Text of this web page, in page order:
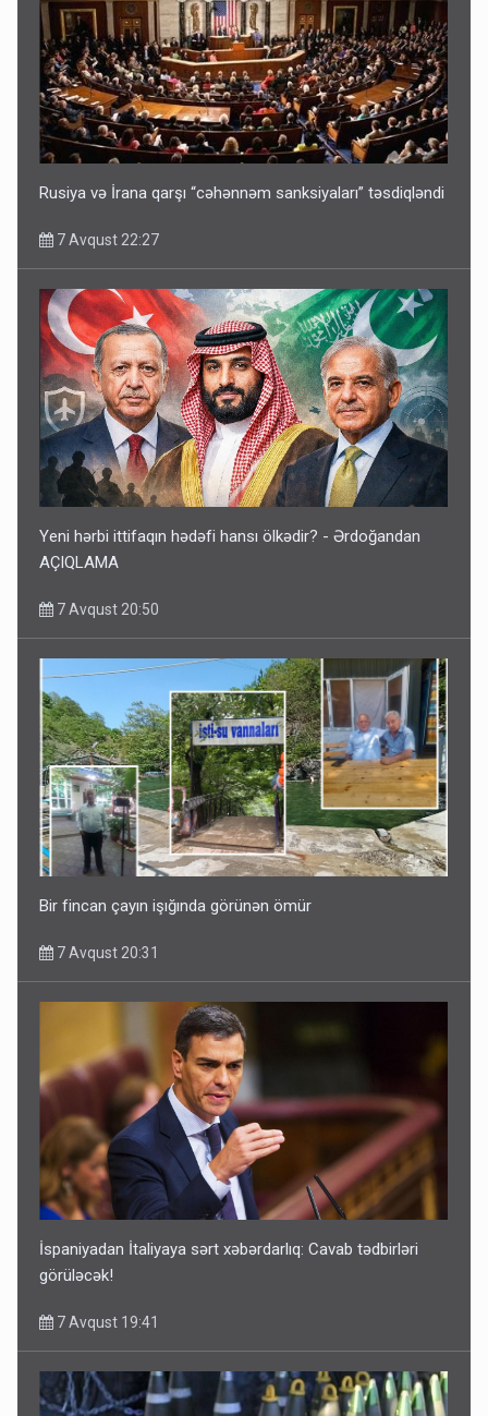
Rusiya və İrana qarşı “cəhənnəm sanksiyaları” təsdiqləndi
7 Avqust 22:27
Yeni hərbi ittifaqın hədəfi hansı ölkədir? - Ərdoğandan
AÇIQLAMA
7 Avqust 20:50
Bir fincan çayın işığında görünən ömür
7 Avqust 20:31
İspaniyadan İtaliyaya sərt xəbərdarlıq: Cavab tədbirləri
görüləcək!
7 Avqust 19:41